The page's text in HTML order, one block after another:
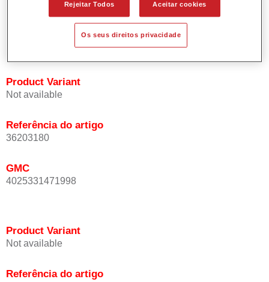
Promove tempos de processo curtos.
Permite um disfarce fácil e fiável.
Proporciona uma óptima cobertura.
Utilizada na repintura de cores de efeito especial OEM.
Product Variant
Not available
Referência do artigo
36203180
GMC
4025331471998
Product Variant
Not available
Referência do artigo
Rejeitar Todos Aceitar cookies
Os seus direitos privacidade